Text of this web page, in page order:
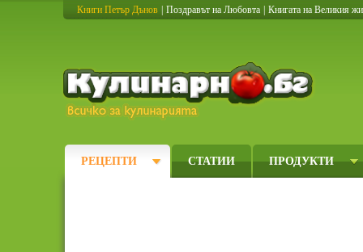
Книги Петър Дънов Поздравът на Любовта Книгата на Великия
РЕЦЕПТИ СТАТИИ ПРОДУКТИ